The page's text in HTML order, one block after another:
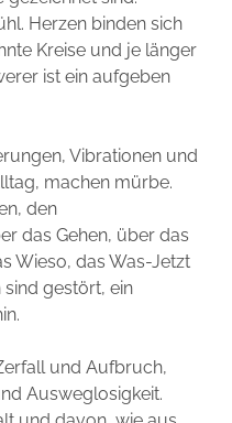
Herzen binden sich
Kreise und je länger
ist ein aufgeben
Vibrationen und
machen mürbe.
den
das Gehen, über das
Wieso, das Was-Jetzt
sind gestört, ein
und Aufbruch,
Ausweglosigkeit.